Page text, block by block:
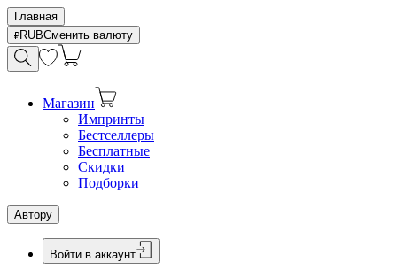
Главная
RUBСменить валюту
Магазин
Импринты
Бестселлеры
Бесплатные
Скидки
Подборки
Автору
Войти в аккаунт